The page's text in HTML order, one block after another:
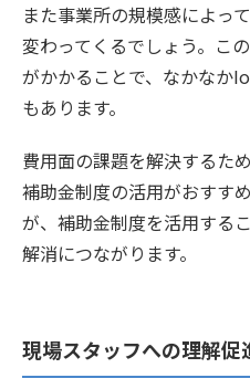
また事業所の規模感によっ
変わってくるでしょう。こ
がかかることで、なかなか
もあります。
費用面の課題を解決するた
補助金制度の活用がおすす
が、補助金制度を活用する
解消につながります。
現場スタッフへの理解促